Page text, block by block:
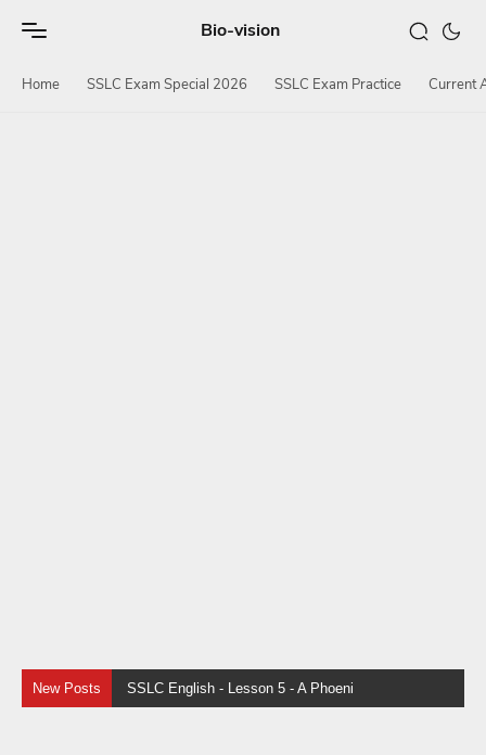
Bio-vision
Home SSLC Exam Special 2026 SSLC Exam Practice Current
New Posts SSLC English - Lesson 5 - A Phoenix Rises - Discources